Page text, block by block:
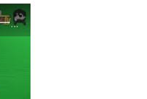
【わしゃがなTV】おまけ動画その277「札幌の雪景色を満喫する」【中村悠一/マフィア梶田/伊織もえ】